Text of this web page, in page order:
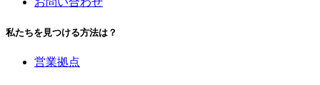
私たちを見つける方法は？
営業拠点